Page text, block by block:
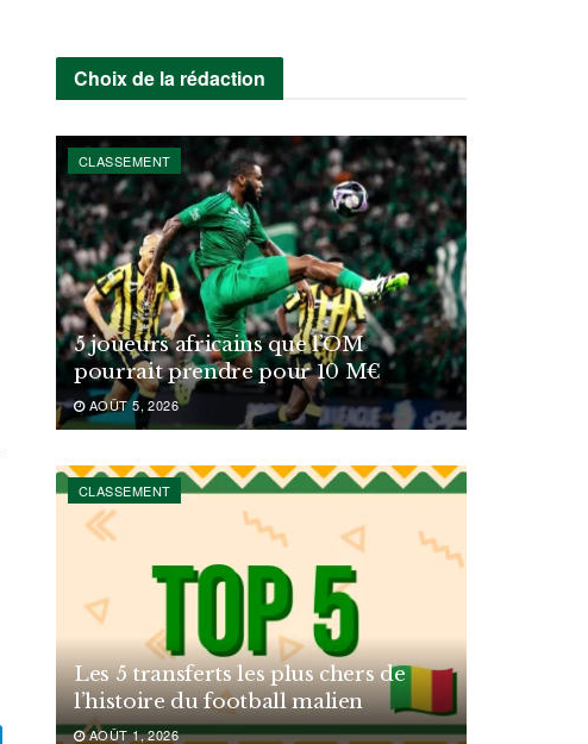
Choix de la rédaction
CLASSEMENT
5 joueurs africains que l’OM
pourrait prendre pour 10 M€
AOÛT 5, 2026
CLASSEMENT
Les 5 transferts les plus chers de
l’histoire du football malien
AOÛT 1, 2026